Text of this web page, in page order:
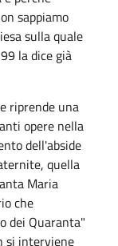
sappiamo
sulla quale
la dice già
riprende una
opere nella
dell'abside
quella
Maria
che
dei Quaranta"
si interviene